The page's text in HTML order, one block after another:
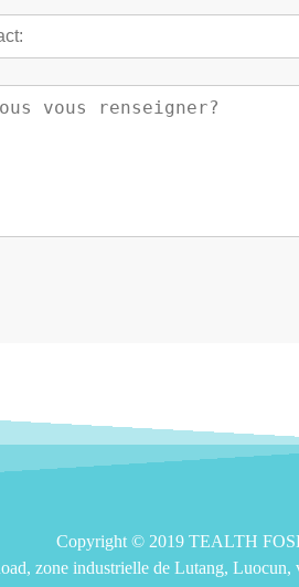
Copyright © 2019 TEALTH
zone industrielle de Lutang,